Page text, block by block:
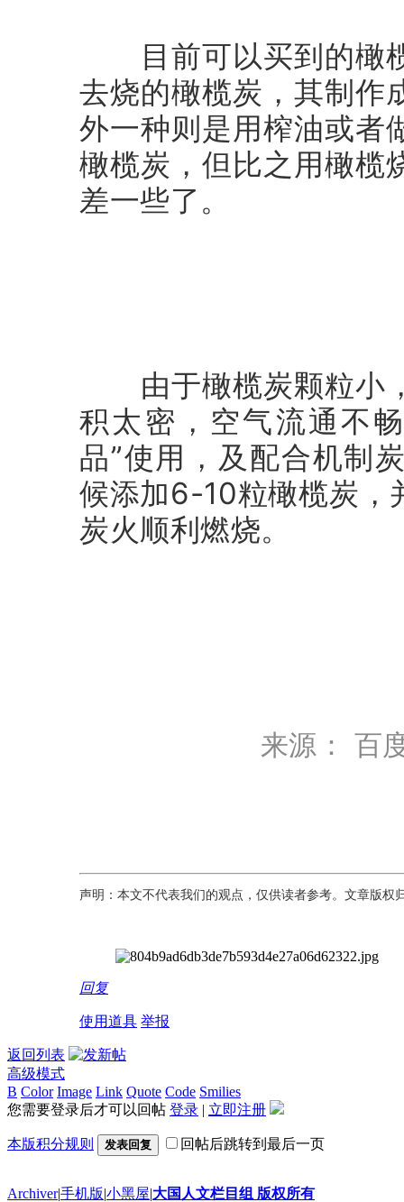
目前可以买到的橄榄
去烧的橄榄炭，其制作
外一种则是用榨油或者
橄榄炭，但比之用橄榄
差一些了。
由于橄榄炭颗粒小，
积太密，空气流通不
品”使用，及配合机制
候添加6-10粒橄榄炭，
炭火顺利燃烧。
来源： 百
声明：本文不代表我们的观点，仅供读者参考。文章版
回复
使用道具 举报
返回列表
高级模式
B Color Image Link Quote Code Smilies
您需要登录后才可以回帖 登录 | 立即注册
本版积分规则 发表回复 回帖后跳转到最后一页
Archiver|手机版|小黑屋|大国人文栏目组 版权所有